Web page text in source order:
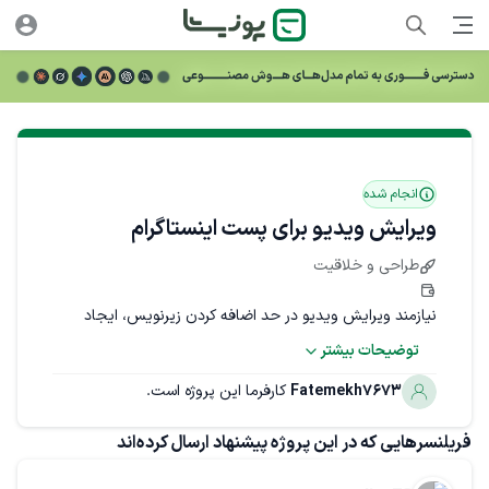
انجام شده
ویرایش ویدیو برای پست اینستاگرام
طراحی و خلاقیت
نیازمند ویرایش ویدیو در حد اضافه کردن زیرنویس، ایجاد
افکت هایی مثل زوم جهت یکنواخت نبودن ویدیو و اضافه
کردن لوگو و کمی هم بهبود نور و صدای ویدیو می‌باشیم.
مهارت‌های مورد نیاز
توضیحات بیشتر
Fatemekh7673 کارفرما این پروژه است.
فریلنسرهایی که در این پروژه پیشنهاد ارسال کرده‌اند